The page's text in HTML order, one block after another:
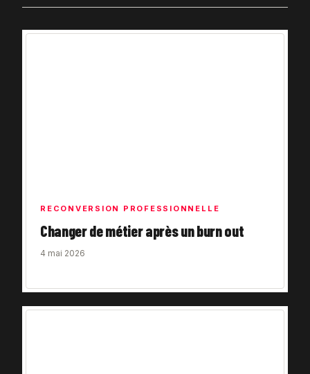
RECONVERSION PROFESSIONNELLE
Changer de métier après un burn out
4 mai 2026